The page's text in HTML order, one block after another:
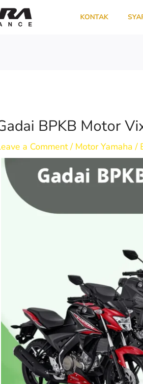
KONTAK
BPKB Motor
a Comment / Motor Yamaha /